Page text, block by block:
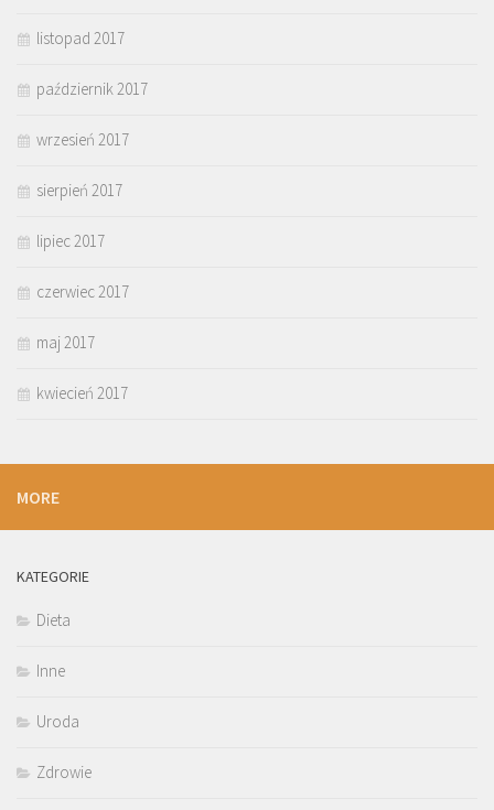
listopad 2017
październik 2017
wrzesień 2017
sierpień 2017
lipiec 2017
czerwiec 2017
maj 2017
kwiecień 2017
MORE
KATEGORIE
Dieta
Inne
Uroda
Zdrowie